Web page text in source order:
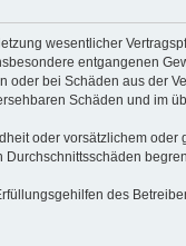
wesentlicher
entgangenen
bei Schäden aus der
Schäden und im
oder vorsätzlichem
des